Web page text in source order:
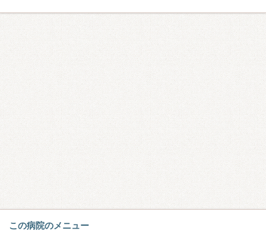
この病院のメニュー